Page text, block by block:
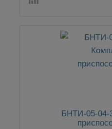
БНТИ-05-04-